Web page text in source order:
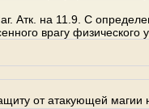
Атк. на 11.9. С
врагу физического
от атакующей магии